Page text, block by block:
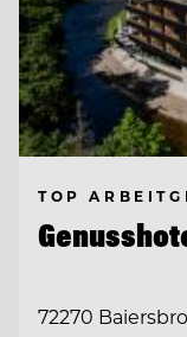
TOP
72270